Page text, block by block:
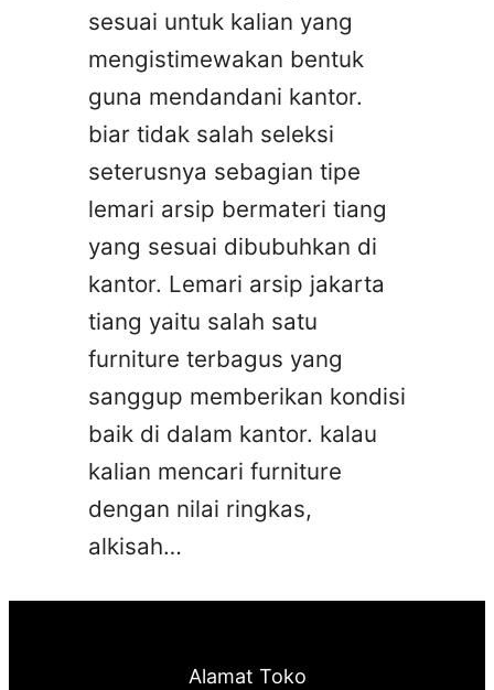
sesuai untuk kalian yang
mengistimewakan bentuk
guna mendandani kantor.
biar tidak salah seleksi
seterusnya sebagian tipe
lemari arsip bermateri tiang
yang sesuai dibubuhkan di
kantor. Lemari arsip jakarta
tiang yaitu salah satu
furniture terbagus yang
sanggup memberikan kondisi
baik di dalam kantor. kalau
kalian mencari furniture
dengan nilai ringkas,
alkisah…
Alamat Toko